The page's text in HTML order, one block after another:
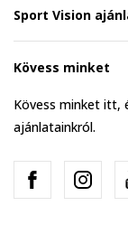
Sport Vision
Kövess minket
Kövess minket itt,
ajánlatainkról.